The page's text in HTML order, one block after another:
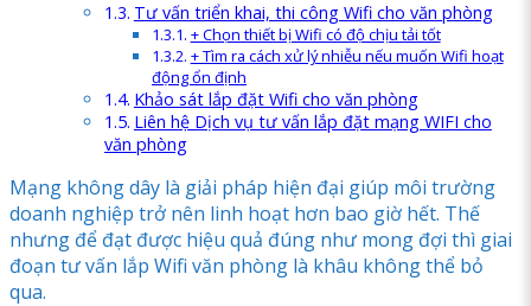
Tư vấn triển khai, thi công Wifi cho văn phòng
+ Chọn thiết bị Wifi có độ chịu tải tốt
+ Tìm ra cách xử lý nhiễu nếu muốn Wifi hoạt
động ổn định
Khảo sát lắp đặt Wifi cho văn phòng
Liên hệ Dịch vụ tư vấn lắp đặt mạng WIFI cho
văn phòng
Mạng không dây là giải pháp hiện đại giúp môi trường
doanh nghiệp trở nên linh hoạt hơn bao giờ hết. Thế
nhưng để đạt được hiệu quả đúng như mong đợi thì giai
đoạn tư vấn lắp Wifi văn phòng là khâu không thể bỏ
qua.